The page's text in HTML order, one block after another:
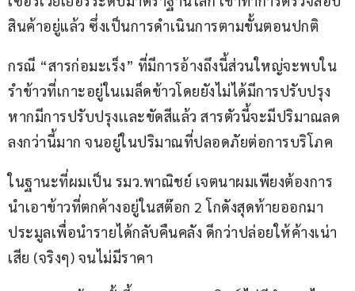
สินค้าอยู่แล้ว ซึ่งเป็นการดำเนินการตามขั้นตอนปกติ
กรณี “สารก่อมะเร็ง” ที่มีการอ้างถึงนี้ส่วนใหญ่จะพบใน
รำข้าวที่เกาะอยู่ในเมล็ดข้าวโดยยังไม่ได้มีการปรับปรุง
หากมีการปรับปรุงเเละขัดสีแล้ว สารตัวนี้จะมีปริมาณลด
ลงกว่านี้มาก จนอยู่ในปริมาณที่ปลอดภัยต่อการบริโภค
ในฐานะที่ผมเป็น รมว.พาณิชย์ เจตนาผมเพียงต้องการ
นำเอาข้าวที่ตกค้างอยู่ในสต๊อก 2 โกดังสุดท้ายออกมา
ประมูลเพื่อนำรายได้กลับคืนคลัง ดีกว่าปล่อยให้ค้างเน่า
เสีย (จริงๆ) จนไม่มีราคา